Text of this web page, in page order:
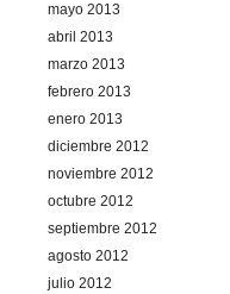
mayo 2013
abril 2013
marzo 2013
febrero 2013
enero 2013
diciembre 2012
noviembre 2012
octubre 2012
septiembre 2012
agosto 2012
julio 2012